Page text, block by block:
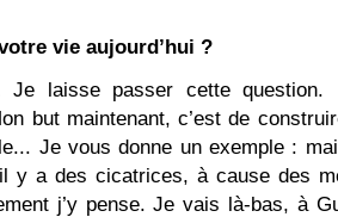
vie aujourd’hui ?
Je laisse passer cette
but maintenant, c’est de
Je vous donne un exemple :
y a des cicatrices, à cause des
j’y pense. Je vais là-bas, à